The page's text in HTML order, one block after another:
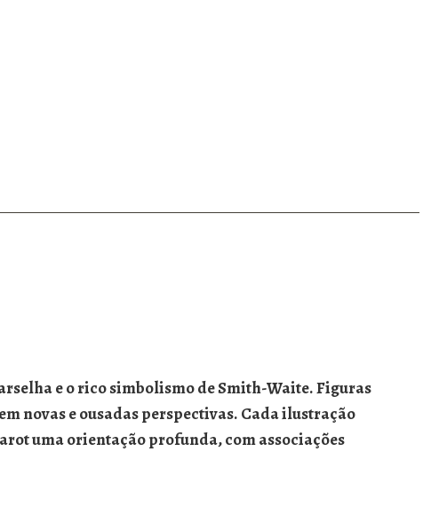
e o rico simbolismo de Smith-Waite. Figuras
novas e ousadas perspectivas. Cada ilustração
uma orientação profunda, com associações